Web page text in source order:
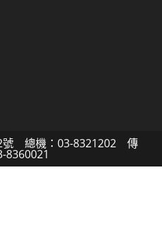
號 總機：03-8321202 傳
8360021